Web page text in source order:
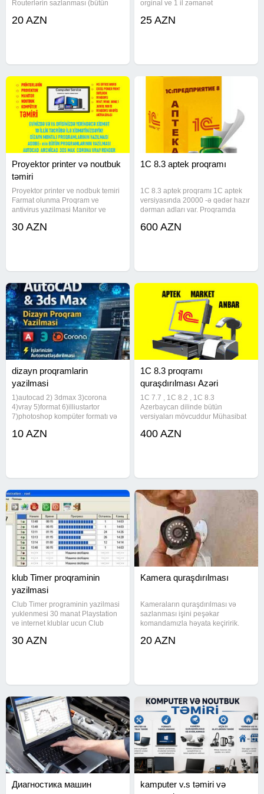
Routerlərin sazlanması (bütün
gücləndirilməsi (Ölü zonaların
20 AZN
orginal ve 1 il zəmanət
25 AZN
Proyektor printer və noutbuk
təmiri
Proyektor printer ve nodbuk temiri
Farmat olunma Proqram ve
antivirus yazilmasi Manitor ve
Printerlerin temiri zapravka
30 AZN
1C 8.3 aptek proqramı
1C 8.3 aptek proqramı 1C aptek
versiyasında 20000 -ə qədər hazır
dərman adları var. Proqramda
nəzarət edə biləcəksiniz eləcədə
600 AZN
dizayn proqramlarin
yazilmasi
1)autocad 2) 3dmax 3)corona
4)vray 5)format 6)illiustartor
7)photoshop kompüter formatı və
yazılması işləri görürəm, peşəkar
10 AZN
1C 8.3 proqramı
quraşdırılması Azəri
1C 7.7 , 1C 8.2 , 1C 8.3
Azerbaycan dilinde bütün
versiyaları mövcuddur Mühasibat
proqramının bütün baza
400 AZN
klub Timer proqraminin
yazilmasi
Club Timer programinin yazilmasi
yuklenmesi 30 manat Playstation
ve internet klublar ucun Club
zal ucun 30 manat Internet club
30 AZN
Kamera quraşdırılması
Kameraların quraşdırılması və
sazlanması işini peşəkar
komandamızla həyata keçiririk.
vasitəsilə idarə oluna bilir, ev və
20 AZN
Диагностика машин
kamputer v.s təmiri və